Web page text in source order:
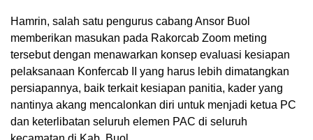
Hamrin, salah satu pengurus cabang Ansor Buol
memberikan masukan pada Rakorcab Zoom meting
tersebut dengan menawarkan konsep evaluasi kesiapan
pelaksanaan Konfercab II yang harus lebih dimatangkan
persiapannya, baik terkait kesiapan panitia, kader yang
nantinya akang mencalonkan diri untuk menjadi ketua PC
dan keterlibatan seluruh elemen PAC di seluruh